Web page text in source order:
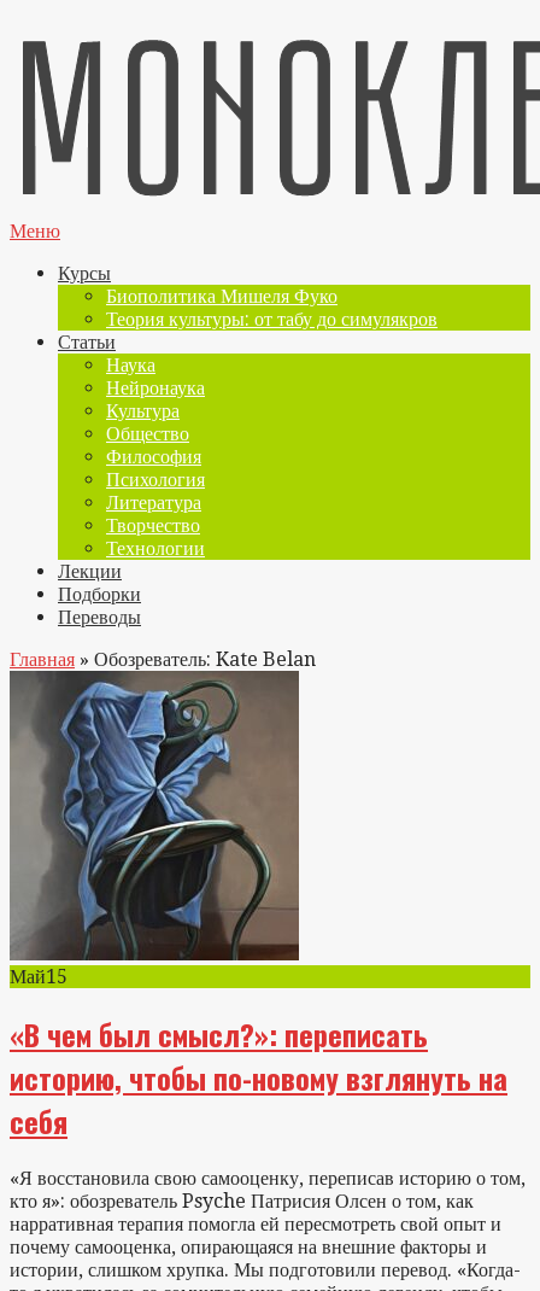
Меню
Курсы
Биополитика Мишеля Фуко
Теория культуры: от табу до симулякров
Статьи
Наука
Нейронаука
Культура
Общество
Философия
Психология
Литература
Творчество
Технологии
Лекции
Подборки
Переводы
Главная » Обозреватель: Kate Belan
Май15
«В чем был смысл?»: переписать
историю, чтобы по-новому взглянуть на
себя
«Я восстановила свою самооценку, переписав историю о том,
кто я»: обозреватель Psyche Патрисия Олсен о том, как
нарративная терапия помогла ей пересмотреть свой опыт и
почему самооценка, опирающаяся на внешние факторы и
истории, слишком хрупка. Мы подготовили перевод. «Когда-